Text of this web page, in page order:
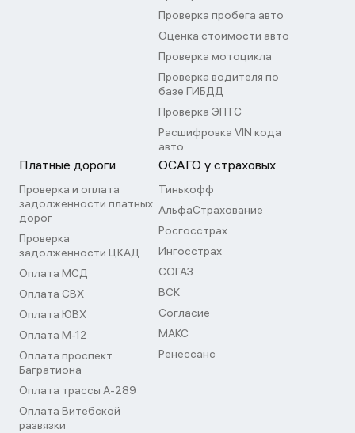
Проверка пробега авто
Оценка стоимости авто
Проверка мотоцикла
Проверка водителя по
базе ГИБДД
Проверка ЭПТС
Расшифровка VIN кода
авто
Платные дороги
Проверка и оплата
задолженности платных
дорог
Проверка
задолженности ЦКАД
Оплата МСД
Оплата СВХ
Оплата ЮВХ
Оплата М-12
Оплата проспект
Багратиона
Оплата трассы А-289
Оплата Витебской
развязки
ОСАГО у страховых
Тинькофф
АльфаСтрахование
Росгосстрах
Ингосстрах
СОГАЗ
ВСК
Согласие
МАКС
Ренессанс